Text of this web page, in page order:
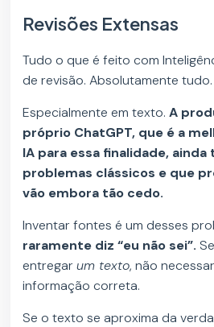
Revisões Extensas
Tudo o que é feito com
de revisão. Absolutamente tudo.
Especialmente em texto. A
próprio ChatGPT, que é a
IA para essa finalidade, ainda
problemas clássicos e que
vão embora tão cedo.
Inventar fontes é um desses
raramente diz “eu não sei”.
entregarum texto, não
informação correta.
Se o texto se aproxima da